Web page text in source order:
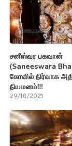
சனீஸ்வர பகவான்
(Saneeswara
கோவில் நிர்வாக
நியமனம்!!!
29/10/2021